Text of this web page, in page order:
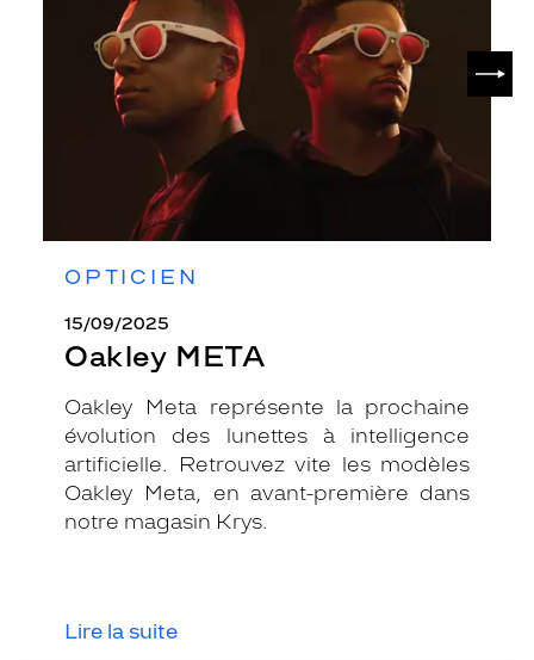
OPTICIEN
15/09/2025
Oakley META
Oakley Meta représente la prochaine
évolution des lunettes à intelligence
artificielle. Retrouvez vite les modèles
Oakley Meta, en avant-première dans
notre magasin Krys.
Lire la suite